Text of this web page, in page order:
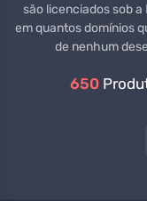
são licenciados sob
em quantos domínios
de nenhum
650